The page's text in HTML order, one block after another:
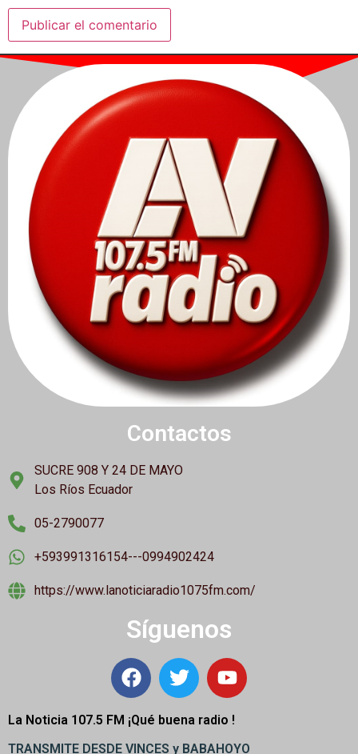
Contactos
SUCRE 908 Y 24 DE MAYO
Los Ríos Ecuador
05-2790077
+593991316154---0994902424
https://www.lanoticiaradio1075fm.com/
Síguenos
La Noticia 107.5 FM ¡Qué buena radio !
TRANSMITE DESDE VINCES y BABAHOYO